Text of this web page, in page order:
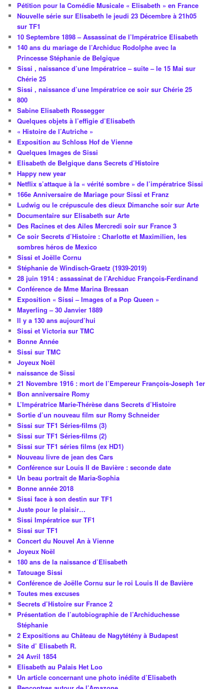
Pétition pour la Comédie Musicale « Elisabeth » en France
Nouvelle série sur Elisabeth le jeudi 23 Décembre à 21h05
sur TF1
10 Septembre 1898 – Assassinat de l’Impératrice Elisabeth
140 ans du mariage de l’Archiduc Rodolphe avec la
Princesse Stéphanie de Belgique
Sissi , naissance d’une Impératrice – suite – le 15 Mai sur
Chérie 25
Sissi , naissance d’une Impératrice ce soir sur Chérie 25
800
Sabine Elisabeth Rossegger
Quelques objets à l’effigie d’Elisabeth
« Histoire de l’Autriche »
Exposition au Schloss Hof de Vienne
Quelques Images de Sissi
Elisabeth de Belgique dans Secrets d’Histoire
Happy new year
Netflix s’attaque à la « vérité sombre » de l’impératrice Sissi
166e Anniversaire de Mariage pour Sissi et Franz
Ludwig ou le crépuscule des dieux Dimanche soir sur Arte
Documentaire sur Elisabeth sur Arte
Des Racines et des Ailes Mercredi soir sur France 3
Ce soir Secrets d’Histoire : Charlotte et Maximilien, les
sombres héros de Mexico
Sissi et Joëlle Cornu
Stéphanie de Windisch-Graetz (1939-2019)
28 juin 1914 : assassinat de l’Archiduc François-Ferdinand
Conférence de Mme Marina Bressan
Exposition « Sissi – Images of a Pop Queen »
Mayerling – 30 Janvier 1889
Il y a 130 ans aujourd’hui
Sissi et Victoria sur TMC
Bonne Année
Sissi sur TMC
Joyeux Noël
naissance de Sissi
21 Novembre 1916 : mort de l’Empereur François-Joseph 1er
Bon anniversaire Romy
L’Impératrice Marie-Thérèse dans Secrets d’Histoire
Sortie d’un nouveau film sur Romy Schneider
Sissi sur TF1 Séries-films (3)
Sissi sur TF1 Séries-films (2)
Sissi sur TF1 séries films (ex HD1)
Nouveau livre de jean des Cars
Conférence sur Louis II de Bavière : seconde date
Un beau portrait de Maria-Sophia
Bonne année 2018
Sissi face à son destin sur TF1
Juste pour le plaisir…
Sissi Impératrice sur TF1
Sissi sur TF1
Concert du Nouvel An à Vienne
Joyeux Noël
180 ans de la naissance d’Elisabeth
Tatouage Sissi
Conférence de Joëlle Cornu sur le roi Louis II de Bavière
Toutes mes excuses
Secrets d’Histoire sur France 2
Présentation de l’autobiographie de l’Archiduchesse
Stéphanie
2 Expositions au Château de Nagytétény à Budapest
Site d’ Elisabeth R.
24 Avril 1854
Elisabeth au Palais Het Loo
Un article concernant une photo inédite d’Elisabeth